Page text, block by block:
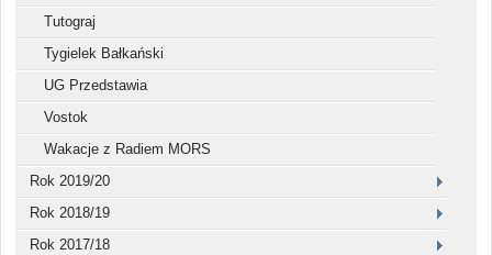
Tutograj
Tygielek Bałkański
UG Przedstawia
Vostok
Wakacje z Radiem MORS
Rok 2019/20
Rok 2018/19
Rok 2017/18